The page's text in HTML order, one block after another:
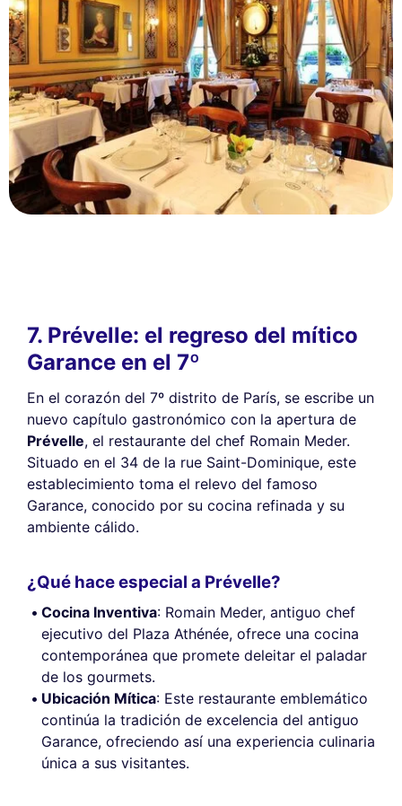
7. Prévelle: el regreso del mítico
Garance en el 7º
En el corazón del 7º distrito de París, se escribe un
nuevo capítulo gastronómico con la apertura de
Prévelle, el restaurante del chef Romain Meder.
Situado en el 34 de la rue Saint-Dominique, este
establecimiento toma el relevo del famoso
Garance, conocido por su cocina refinada y su
ambiente cálido.
¿Qué hace especial a Prévelle?
Cocina Inventiva: Romain Meder, antiguo chef
ejecutivo del Plaza Athénée, ofrece una cocina
contemporánea que promete deleitar el paladar
de los gourmets.
Ubicación Mítica: Este restaurante emblemático
continúa la tradición de excelencia del antiguo
Garance, ofreciendo así una experiencia culinaria
única a sus visitantes.